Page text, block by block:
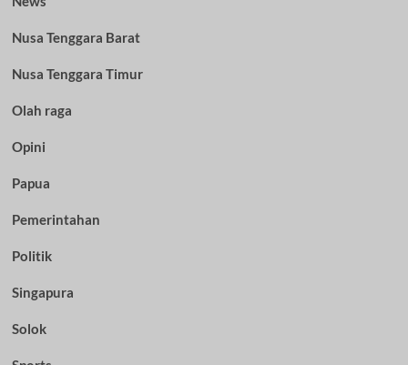
Nusa Tenggara Barat
Nusa Tenggara Timur
Olah raga
Opini
Papua
Pemerintahan
Politik
Singapura
Solok